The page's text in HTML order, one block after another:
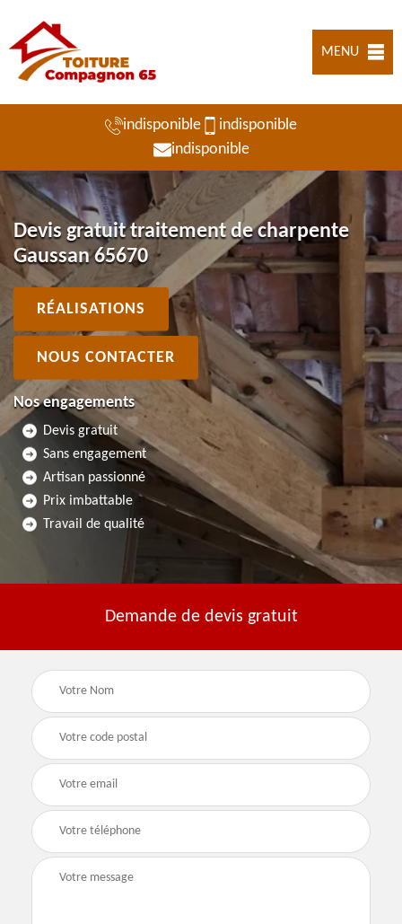
MENU
indisponible
indisponible
indisponible
Devis gratuit traitement de charpente
Gaussan 65670
RÉALISATIONS
NOUS CONTACTER
Nos engagements
Devis gratuit
Sans engagement
Artisan passionné
Prix imbattable
Travail de qualité
Demande de devis gratuit